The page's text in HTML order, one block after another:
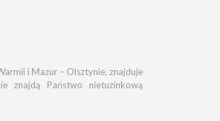
i Mazur – Olsztynie, znajduje
znajdą Państwo nietuzinkową